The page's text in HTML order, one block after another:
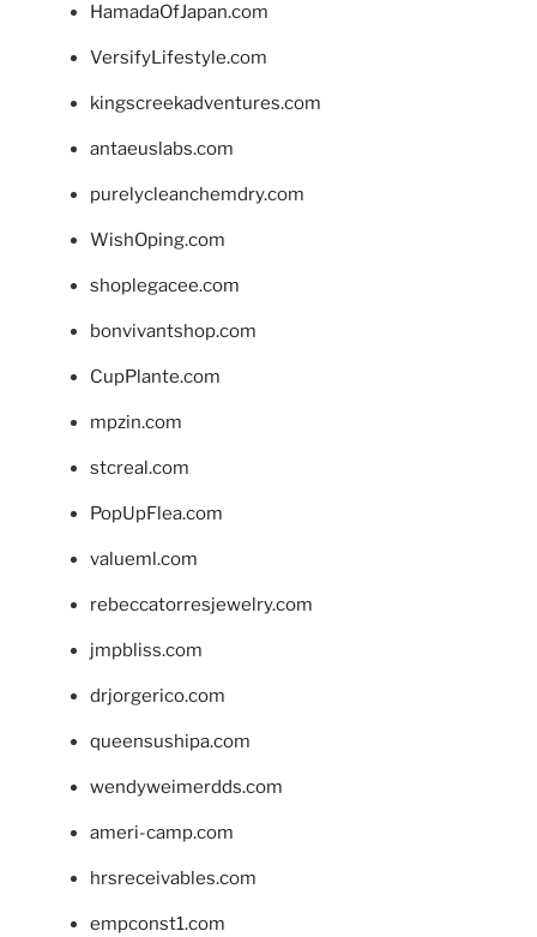
HamadaOfJapan.com
VersifyLifestyle.com
kingscreekadventures.com
antaeuslabs.com
purelycleanchemdry.com
WishOping.com
shoplegacee.com
bonvivantshop.com
CupPlante.com
mpzin.com
stcreal.com
PopUpFlea.com
valueml.com
rebeccatorresjewelry.com
jmpbliss.com
drjorgerico.com
queensushipa.com
wendyweimerdds.com
ameri-camp.com
hrsreceivables.com
empconst1.com